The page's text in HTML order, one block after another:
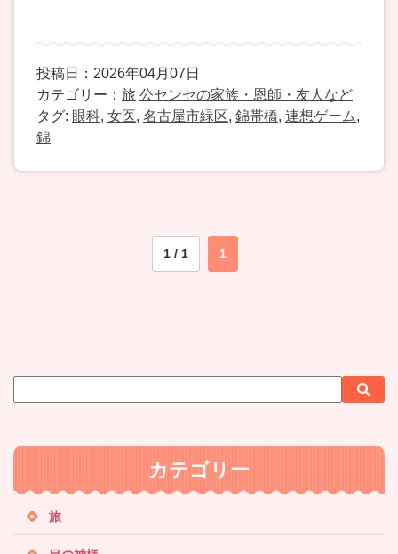
投稿日：2026年04月07日
カテゴリー： 旅 公センセの家族・恩師・友人など
タグ: 眼科, 女医, 名古屋市緑区, 錦帯橋, 連想ゲーム,
錦
1 / 1 1
イ
内
索
索
カテゴリー
旅